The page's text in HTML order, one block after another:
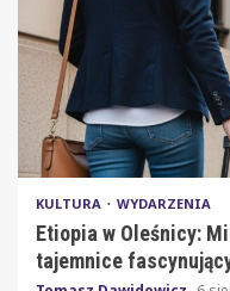
KULTURA WYDARZENIA
Etiopia w Oleśnicy:
tajemnice